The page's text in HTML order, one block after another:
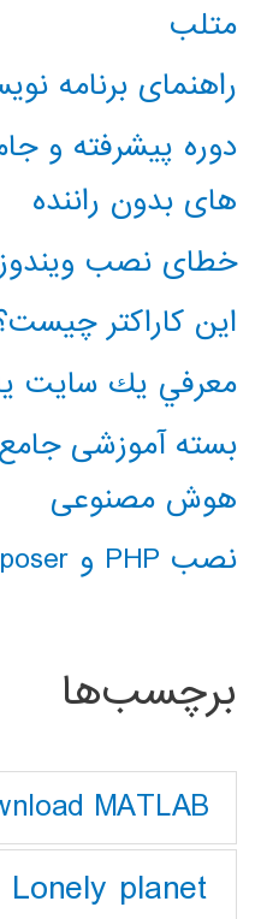
متلب
راهنمای برنامه
دوره پیشرفته و
های بدون راننده
خطای نصب ویندوز
این کاراکتر چیست؟
معرفي يك سايت
بسته آموزشی
هوش مصنوعی
نصب PHP و composer در ویندوز 10
برچسب‌ها
MATLAB
Lonely planet